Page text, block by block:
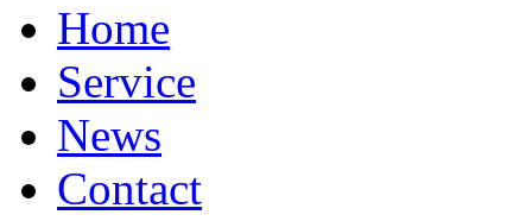
Home
Service
News
Contact